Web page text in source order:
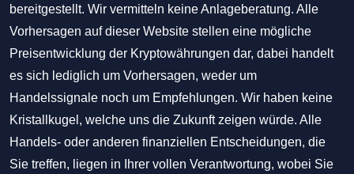
bereitgestellt. Wir vermitteln keine Anlageberatung. Alle
Vorhersagen auf dieser Website stellen eine mögliche
Preisentwicklung der Kryptowährungen dar, dabei handelt
es sich lediglich um Vorhersagen, weder um
Handelssignale noch um Empfehlungen. Wir haben keine
Kristallkugel, welche uns die Zukunft zeigen würde. Alle
Handels- oder anderen finanziellen Entscheidungen, die
Sie treffen, liegen in Ihrer vollen Verantwortung, wobei Sie